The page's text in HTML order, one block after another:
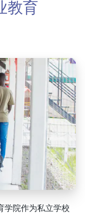
教育
学院作为私立学校